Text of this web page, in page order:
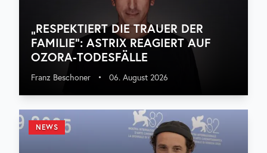
„RESPEKTIERT DIE TRAUER DER
FAMILIE“: ASTRIX REAGIERT AUF
OZORA-TODESFÄLLE
Franz Beschoner • 06. August 2026
NEWS